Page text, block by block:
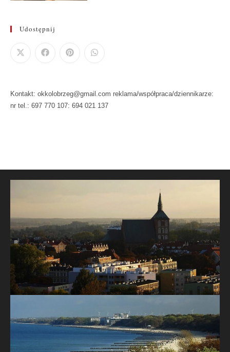
Udostępnij
Kontakt: okkolobrzeg@gmail.com reklama/współpraca/dziennikarze:
nr tel.: 697 770 107: 694 021 137